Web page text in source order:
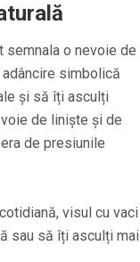
semnala o nevoie de
simbolică
și să îți asculți
de liniște și de
de presiunile
visul cu vaci
sau să îți asculți mai